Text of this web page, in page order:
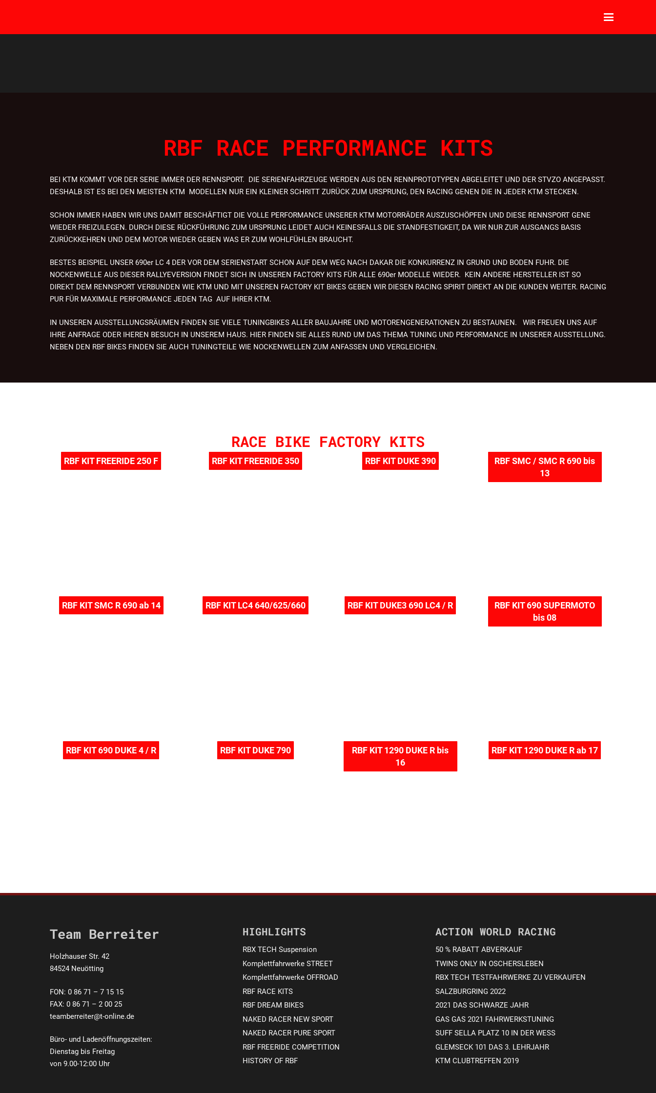
RBF RACE PERFORMANCE KITS
BEI KTM KOMMT VOR DER SERIE IMMER DER RENNSPORT. DIE SERIENFAHRZEUGE WERDEN AUS DEN RENNPROTOTYPEN ABGELEITET UND DER STVZO ANGEPASST.
DESHALB IST ES BEI DEN MEISTEN KTM MODELLEN NUR EIN KLEINER SCHRITT ZURÜCK ZUM URSPRUNG, DEN RACING GENEN DIE IN JEDER KTM STECKEN.
SCHON IMMER HABEN WIR UNS DAMIT BESCHÄFTIGT DIE VOLLE PERFORMANCE UNSERER KTM MOTORRÄDER AUSZUSCHÖPFEN UND DIESE RENNSPORT GENE
WIEDER FREIZULEGEN. DURCH DIESE RÜCKFÜHRUNG ZUM URSPRUNG LEIDET AUCH KEINESFALLS DIE STANDFESTIGKEIT, DA WIR NUR ZUR AUSGANGS BASIS
ZURÜCKKEHREN UND DEM MOTOR WIEDER GEBEN WAS ER ZUM WOHLFÜHLEN BRAUCHT.
BESTES BEISPIEL UNSER 690er LC 4 DER VOR DEM SERIENSTART SCHON AUF DEM WEG NACH DAKAR DIE KONKURRENZ IN GRUND UND BODEN FUHR. DIE
NOCKENWELLE AUS DIESER RALLYEVERSION FINDET SICH IN UNSEREN FACTORY KITS FÜR ALLE 690er MODELLE WIEDER. KEIN ANDERE HERSTELLER IST SO
DIREKT DEM RENNSPORT VERBUNDEN WIE KTM UND MIT UNSEREN FACTORY KIT BIKES GEBEN WIR DIESEN RACING SPIRIT DIREKT AN DIE KUNDEN WEITER. RACING
PUR FÜR MAXIMALE PERFORMANCE JEDEN TAG AUF IHRER KTM.
IN UNSEREN AUSSTELLUNGSRÄUMEN FINDEN SIE VIELE TUNINGBIKES ALLER BAUJAHRE UND MOTORENGENERATIONEN ZU BESTAUNEN. WIR FREUEN UNS AUF
IHRE ANFRAGE ODER IHEREN BESUCH IN UNSEREM HAUS. HIER FINDEN SIE ALLES RUND UM DAS THEMA TUNING UND PERFORMANCE IN UNSERER AUSSTELLUNG.
NEBEN DEN RBF BIKES FINDEN SIE AUCH TUNINGTEILE WIE NOCKENWELLEN ZUM ANFASSEN UND VERGLEICHEN.
RACE BIKE FACTORY KITS
RBF KIT FREERIDE 250 F RBF KIT FREERIDE 350 RBF KIT DUKE 390
RBF SMC / SMC R 690 bis
13
RBF KIT SMC R 690 ab 14 RBF KIT LC4 640/625/660 RBF KIT DUKE3 690 LC4 / R
RBF KIT 690 SUPERMOTO
bis 08
RBF KIT 690 DUKE 4 / R RBF KIT DUKE 790
RBF KIT 1290 DUKE R bis
16
RBF KIT 1290 DUKE R ab 17
Team Berreiter
Holzhauser Str. 42
84524 Neuötting
FON: 0 86 71 – 7 15 15
FAX: 0 86 71 – 2 00 25
teamberreiter@t-online.de
Büro- und Ladenöffnungszeiten:
Dienstag bis Freitag
von 9.00-12:00 Uhr
HIGHLIGHTS
RBX TECH Suspension
Komplettfahrwerke STREET
Komplettfahrwerke OFFROAD
RBF RACE KITS
RBF DREAM BIKES
NAKED RACER NEW SPORT
NAKED RACER PURE SPORT
RBF FREERIDE COMPETITION
HISTORY OF RBF
ACTION WORLD RACING
50 % RABATT ABVERKAUF
TWINS ONLY IN OSCHERSLEBEN
RBX TECH TESTFAHRWERKE ZU VERKAUFEN
SALZBURGRING 2022
2021 DAS SCHWARZE JAHR
GAS GAS 2021 FAHRWERKSTUNING
SUFF SELLA PLATZ 10 IN DER WESS
GLEMSECK 101 DAS 3. LEHRJAHR
KTM CLUBTREFFEN 2019